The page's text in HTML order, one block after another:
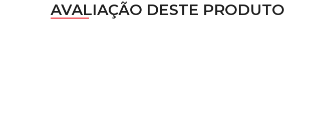
AVALIAÇÃO DESTE PRODUTO